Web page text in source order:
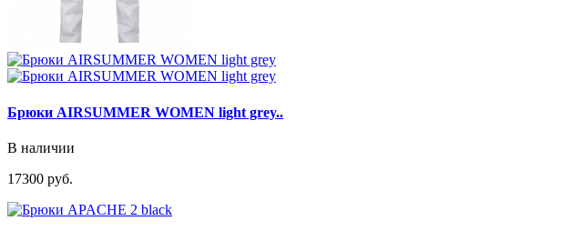
Брюки AIRSUMMER WOMEN light grey..
В наличии
17300 руб.